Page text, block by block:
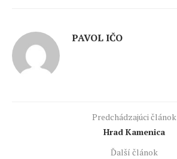
PAVOL IČO
Predchádzajúci článok
Hrad Kamenica
Ďalší článok